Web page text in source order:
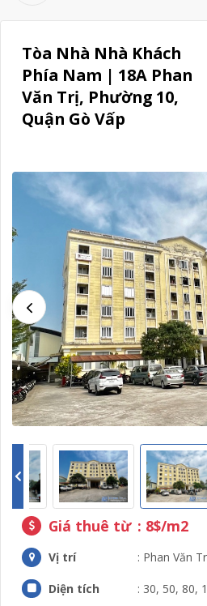
Tòa Nhà Nhà Khách
Phía Nam | 18A Phan
Văn Trị, Phường 10,
Quận Gò Vấp
Giá thuê từ : 8$/m2
Vị trí : Phan Văn
Diện tích : 30, 50, 80,